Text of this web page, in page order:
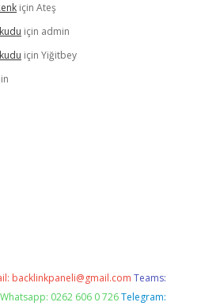
için Ateş
için admin
için Yiğitbey
backlinkpaneli@gmail.com Teams:
Whatsapp: 0262 606 0 726 Telegram: